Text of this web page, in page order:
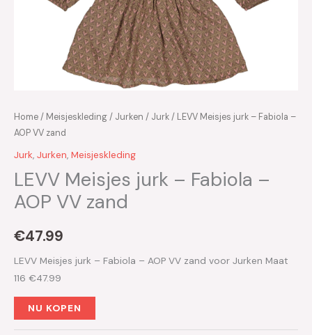
Home/ Meisjeskleding/ Jurken / Jurk/ LEVV Meisjes jurk – Fabiola –
AOP VV zand
Jurk, Jurken, Meisjeskleding
LEVV Meisjes jurk – Fabiola –
AOP VV zand
€47.99
LEVV Meisjes jurk – Fabiola – AOP VV zand voor Jurken Maat
116 €47.99
NU KOPEN